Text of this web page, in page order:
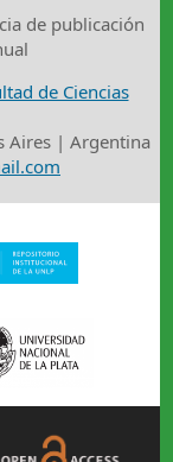
de publicación
de Ciencias
Aires | Argentina